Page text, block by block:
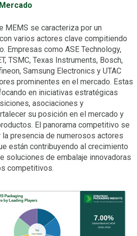
MEMS se caracteriza por un
varios actores clave compitiendo
Empresas como ASE Technology,
TSMC, Texas Instruments, Bosch,
Samsung Electronics y UTAC
prominentes en el mercado. Estas
en iniciativas estratégicas
asociaciones y
su posición en el mercado y
El panorama competitivo se
presencia de numerosos actores
están contribuyendo al crecimiento
soluciones de embalaje innovadoras
competitivos.